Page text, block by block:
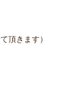
頂きます）